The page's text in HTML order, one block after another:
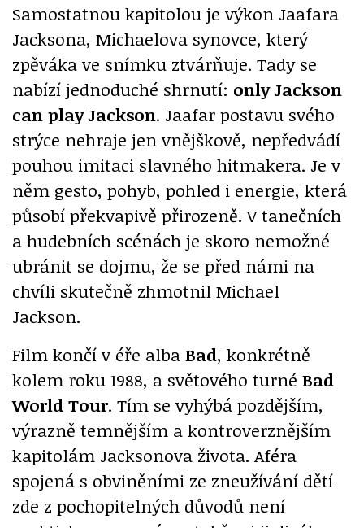
Samostatnou kapitolou je výkon Jaafara
Jacksona, Michaelova synovce, který
zpěváka ve snímku ztvárňuje. Tady se
nabízí jednoduché shrnutí: only Jackson
can play Jackson. Jaafar postavu svého
strýce nehraje jen vnějškově, nepředvádí
pouhou imitaci slavného hitmakera. Je v
něm gesto, pohyb, pohled i energie, která
působí překvapivě přirozeně. V tanečních
a hudebních scénách je skoro nemožné
ubránit se dojmu, že se před námi na
chvíli skutečně zhmotnil Michael
Jackson.
Film končí v éře alba Bad, konkrétně
kolem roku 1988, a světového turné Bad
World Tour. Tím se vyhýbá pozdějším,
výrazně temnějším a kontroverznějším
kapitolám Jacksonova života. Aféra
spojená s obviněními ze zneužívání dětí
zde z pochopitelných důvodů není